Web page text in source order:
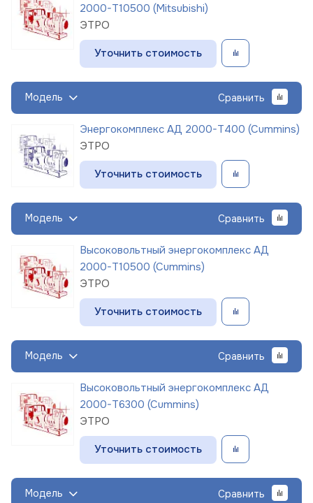
2000-Т10500 (Mitsubishi)
ЭТРО
Уточнить стоимость
Модель Сравнить
Энергокомплекс АД 2000-Т400 (Cummins)
ЭТРО
Уточнить стоимость
Модель Сравнить
Высоковольтный энергокомплекс АД
2000-Т10500 (Cummins)
ЭТРО
Уточнить стоимость
Модель Сравнить
Высоковольтный энергокомплекс АД
2000-Т6300 (Cummins)
ЭТРО
Уточнить стоимость
Модель Сравнить